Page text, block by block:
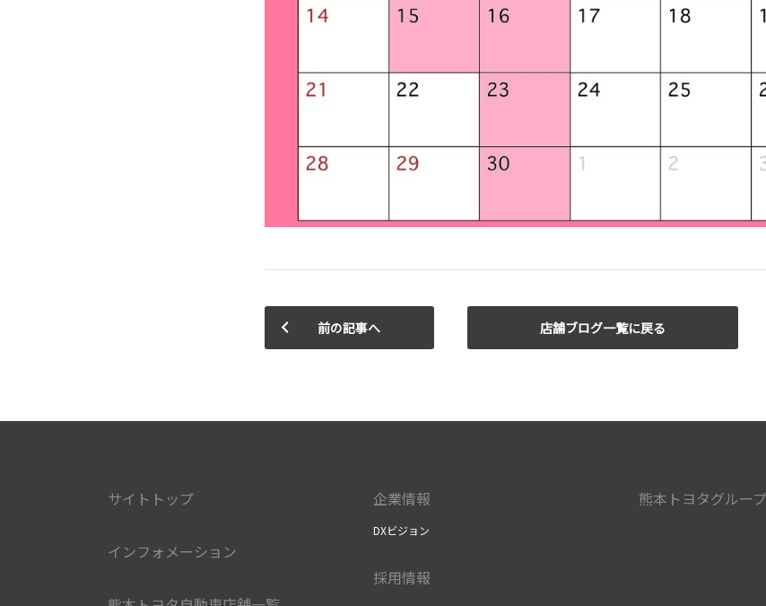
前の記事へ 店舗ブログ一覧に戻る
サイトトップ
インフォメーション
企業情報
DXビジョン
採用情報
熊本トヨタグループ